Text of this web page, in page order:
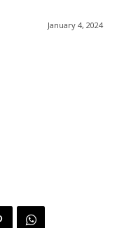
January 4, 2024